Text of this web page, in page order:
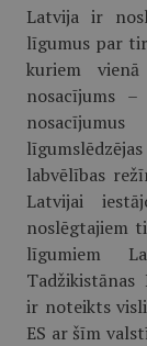
Latvija ir
līgumus par
kuriem
nosacījums
labvēlības
Latvijai
noslēgtajiem
līgumiem
ir noteikts
ES ar šīm